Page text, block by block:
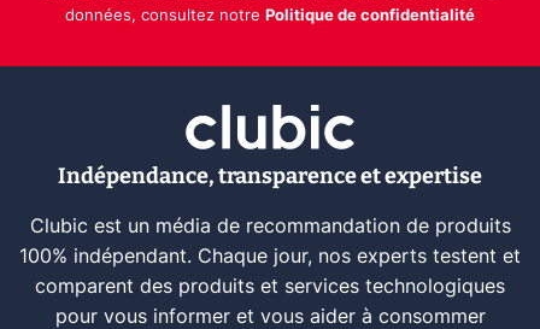
données, consultez notre Politique de confidentialité
Indépendance, transparence et expertise
Clubic est un média de recommandation de produits
100% indépendant. Chaque jour, nos experts testent et
comparent des produits et services technologiques
pour vous informer et vous aider à consommer